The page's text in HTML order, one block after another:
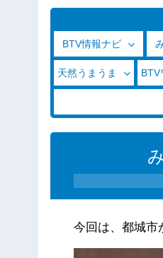
BTV情報ナビ
天然うまうま BTV
今回は、都城市